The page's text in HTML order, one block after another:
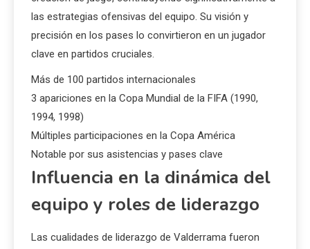
las estrategias ofensivas del equipo. Su visión y
precisión en los pases lo convirtieron en un jugador
clave en partidos cruciales.
Más de 100 partidos internacionales
3 apariciones en la Copa Mundial de la FIFA (1990,
1994, 1998)
Múltiples participaciones en la Copa América
Notable por sus asistencias y pases clave
Influencia en la dinámica del
equipo y roles de liderazgo
Las cualidades de liderazgo de Valderrama fueron